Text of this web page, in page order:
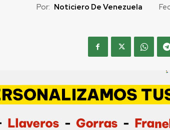
Por: Noticiero De Venezuela